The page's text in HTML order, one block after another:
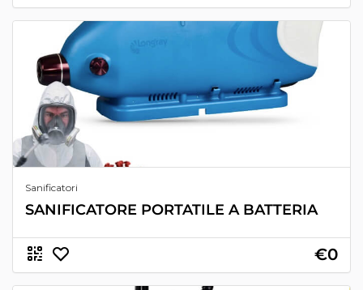
Sanificatori
SANIFICATORE PORTATILE A BATTERIA
€0